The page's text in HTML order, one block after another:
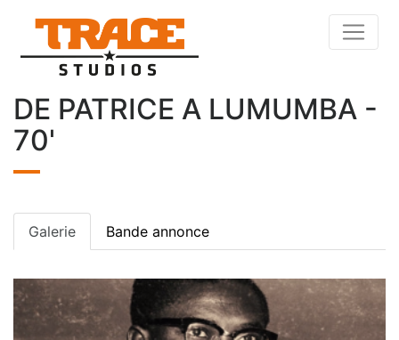
DE PATRICE A LUMUMBA -
70'
Galerie Bande annonce